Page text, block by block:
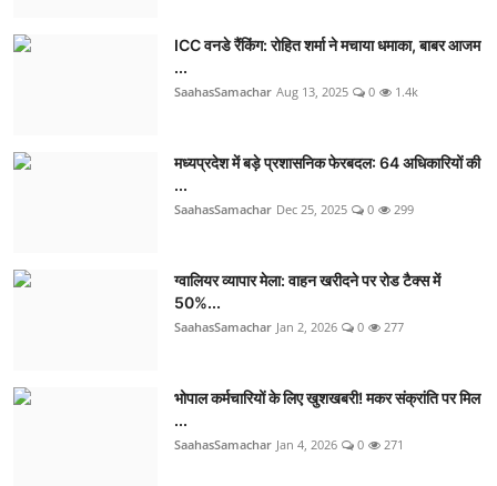
ICC वनडे रैंकिंग: रोहित शर्मा ने मचाया धमाका, बाबर आजम
...
SaahasSamachar Aug 13, 2025 0 1.4k
मध्यप्रदेश में बड़े प्रशासनिक फेरबदल: 64 अधिकारियों की
...
SaahasSamachar Dec 25, 2025 0 299
ग्वालियर व्यापार मेला: वाहन खरीदने पर रोड टैक्स में
50%...
SaahasSamachar Jan 2, 2026 0 277
भोपाल कर्मचारियों के लिए खुशखबरी! मकर संक्रांति पर मिल
...
SaahasSamachar Jan 4, 2026 0 271